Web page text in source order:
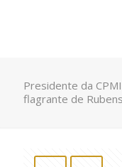
Presidente da
flagrante de